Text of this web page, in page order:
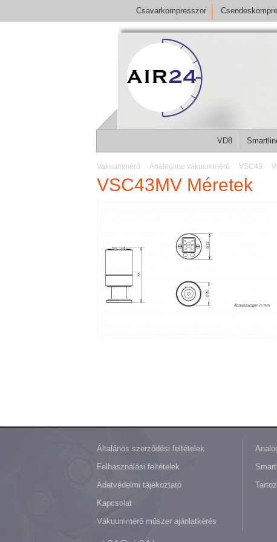
Csavarkompresszor
VD8
Vakuummérő Analogline vákuummérő VSC43
VSC43MV Méretek
Általános szerződési feltételek
Felhasználási feltételek
Adatvédelmi tájékoztató
Kapcsolat
Vákuummérő műszer ajánlatkérés